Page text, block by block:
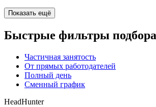
Показать ещё
Быстрые фильтры
Частичная занятость
От прямых работодателей
Полный день
Сменный график
HeadHunter